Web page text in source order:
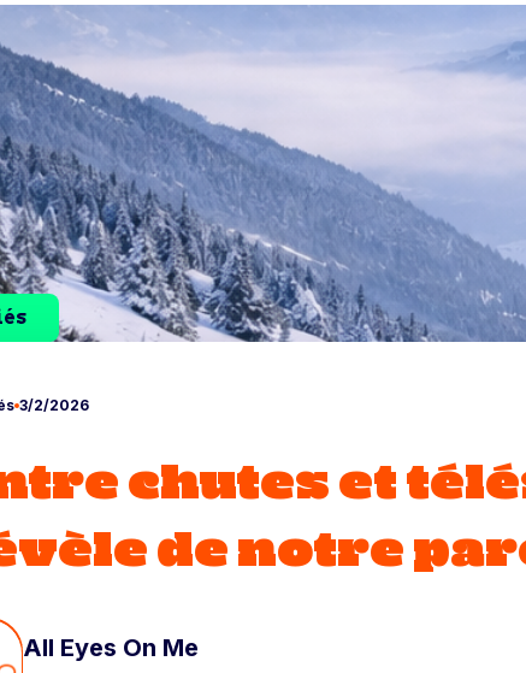
3/2/2026
chutes et
de notre
All Eyes On Me